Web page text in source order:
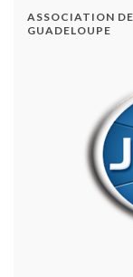
ASSOCIATION
GUADELOUPE